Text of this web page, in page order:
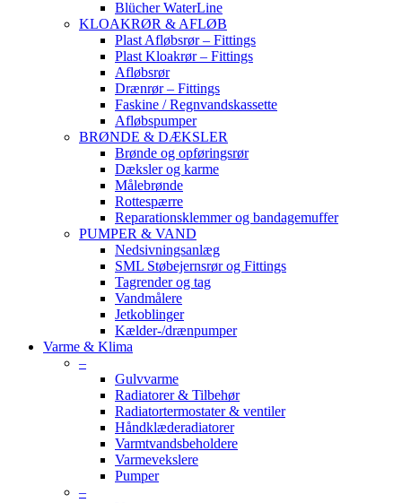
Blücher WaterLine
KLOAKRØR & AFLØB
Plast Afløbsrør – Fittings
Plast Kloakrør – Fittings
Afløbsrør
Drænrør – Fittings
Faskine / Regnvandskassette
Afløbspumper
BRØNDE & DÆKSLER
Brønde og opføringsrør
Dæksler og karme
Målebrønde
Rottespærre
Reparationsklemmer og bandagemuffer
PUMPER & VAND
Nedsivningsanlæg
SML Støbejernsrør og Fittings
Tagrender og tag
Vandmålere
Jetkoblinger
Kælder-/drænpumper
Varme & Klima
–
Gulvvarme
Radiatorer & Tilbehør
Radiatortermostater & ventiler
Håndklæderadiatorer
Varmtvandsbeholdere
Varmevekslere
Pumper
–